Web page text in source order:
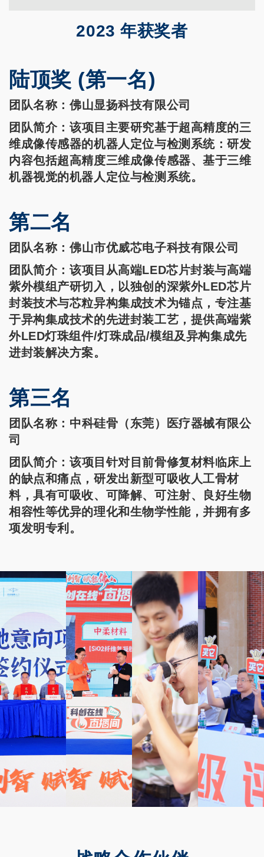
2023 年获奖者
陆顶奖 (第一名)
团队名称： 佛山显扬科技有限公司
团队简介： 该项目主要研究基于超高精度的三
维成像传感器的机器人定位与检测系统：研发
内容包括超高精度三维成像传感器、基于三维
机器视觉的机器人定位与检测系统。
第二名
团队名称： 佛山市优威芯电子科技有限公司
团队简介： 该项目从高端LED芯片封装与高端
紫外模组产研切入，以独创的深紫外LED芯片
封装技术与芯粒异构集成技术为锚点，专注基
于异构集成技术的先进封装工艺，提供高端紫
外LED灯珠组件/灯珠成品/模组及异构集成先
进封装解决方案。
第三名
团队名称： 中科硅骨（东莞）医疗器械有限公
司
团队简介： 该项目针对目前骨修复材料临床上
的缺点和痛点，研发出新型可吸收人工骨材
料，具有可吸收、可降解、可注射、良好生物
相容性等优异的理化和生物学性能，并拥有多
项发明专利。